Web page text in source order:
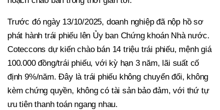
Trước đó ngày 13/10/2025, doanh nghiệp đã nộp hồ sơ
phát hành trái phiếu lên Ủy ban Chứng khoán Nhà nước.
Coteccons dự kiến chào bán 14 triệu trái phiếu, mệnh giá
100.000 đồng/trái phiếu, với kỳ hạn 3 năm, lãi suất cố
định 9%/năm. Đây là trái phiếu không chuyển đổi, không
kèm chứng quyền, không có tài sản bảo đảm, với thứ tự
ưu tiên thanh toán ngang nhau.